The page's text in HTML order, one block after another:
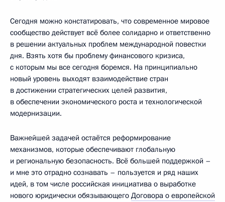
Сегодня можно констатировать, что современное мировое
сообщество действует всё более солидарно и ответственно
в решении актуальных проблем международной повестки
дня. Взять хотя бы проблему финансового кризиса,
с которым мы все сегодня боремся. На принципиально
новый уровень выходят взаимодействие стран
в достижении стратегических целей развития,
в обеспечении экономического роста и технологической
модернизации.
Важнейшей задачей остаётся реформирование
механизмов, которые обеспечивают глобальную
и региональную безопасность. Всё большей поддержкой –
и мне это отрадно сознавать – пользуется и ряд наших
идей, в том числе российская инициатива о выработке
нового юридически обязывающего Договора о европейской